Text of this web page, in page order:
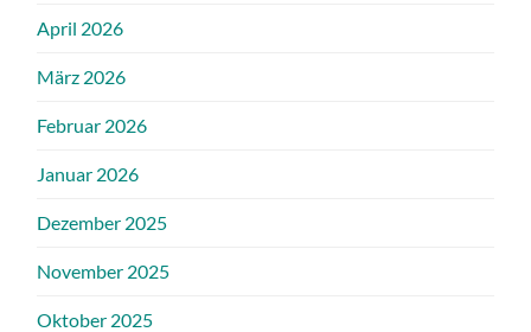
April 2026
März 2026
Februar 2026
Januar 2026
Dezember 2025
November 2025
Oktober 2025